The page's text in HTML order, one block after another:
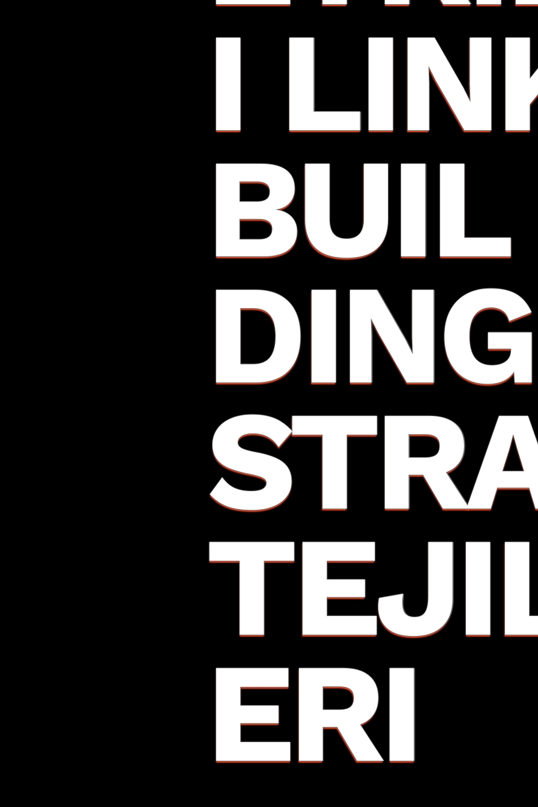
I
BUIL
DING
ERI